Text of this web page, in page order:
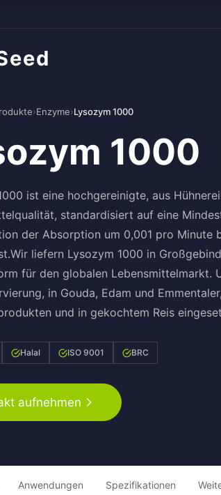
›Enzyme›Lysozym 1000
1000
ist eine hochgereinigte, aus
standardisiert auf eine
der Absorption um 0,001 pro
liefern Lysozym 1000 in
für den globalen Lebensmittelmarkt.
in Gouda, Edam und
und in gekochtem Reis
Halal ISO 9001 BRC
aufnehmen
Anwendungen Spezifikationen